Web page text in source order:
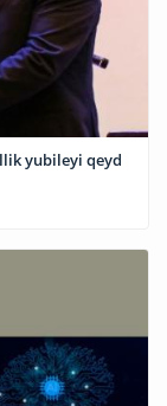
yubileyi qeyd